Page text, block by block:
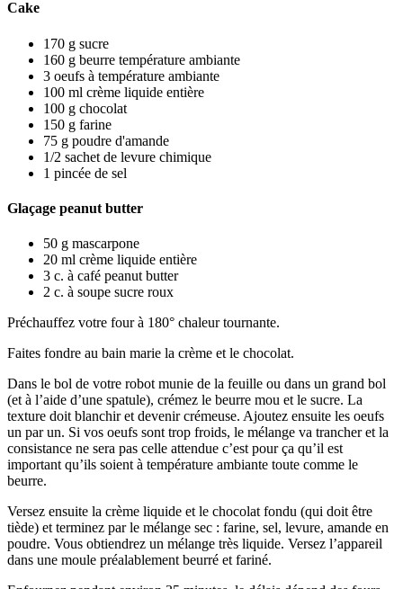
Cake
170 g sucre
160 g beurre température ambiante
3 oeufs à température ambiante
100 ml crème liquide entière
100 g chocolat
150 g farine
75 g poudre d'amande
1/2 sachet de levure chimique
1 pincée de sel
Glaçage peanut butter
50 g mascarpone
20 ml crème liquide entière
3 c. à café peanut butter
2 c. à soupe sucre roux
Préchauffez votre four à 180° chaleur tournante.
Faites fondre au bain marie la crème et le chocolat.
Dans le bol de votre robot munie de la feuille ou dans un grand bol
(et à l’aide d’une spatule), crémez le beurre mou et le sucre. La
texture doit blanchir et devenir crémeuse. Ajoutez ensuite les oeufs
un par un. Si vos oeufs sont trop froids, le mélange va trancher et la
consistance ne sera pas celle attendue c’est pour ça qu’il est
important qu’ils soient à température ambiante toute comme le
beurre.
Versez ensuite la crème liquide et le chocolat fondu (qui doit être
tiède) et terminez par le mélange sec : farine, sel, levure, amande en
poudre. Vous obtiendrez un mélange très liquide. Versez l’appareil
dans une moule préalablement beurré et fariné.